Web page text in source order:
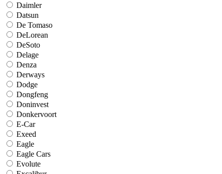
Daimler
Datsun
De Tomaso
DeLorean
DeSoto
Delage
Denza
Derways
Dodge
Dongfeng
Doninvest
Donkervoort
E-Car
Exeed
Eagle
Eagle Cars
Evolute